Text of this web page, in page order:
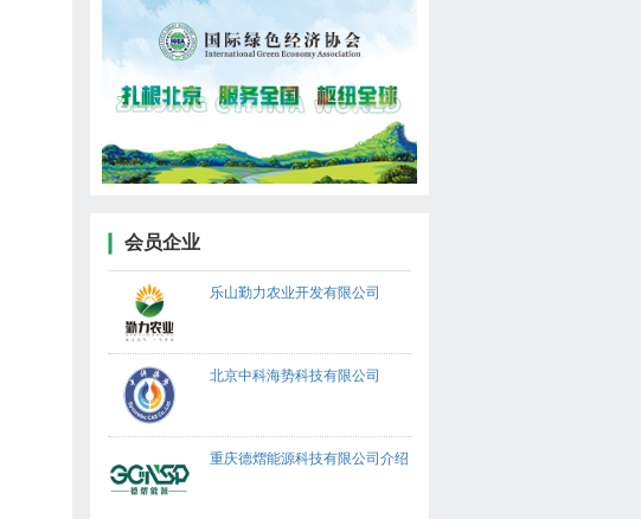
会员企业
乐山勤力农业开发有限公司
北京中科海势科技有限公司
重庆德熠能源科技有限公司介绍